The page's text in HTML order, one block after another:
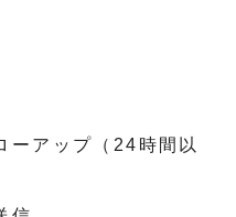
ーアップ（24時間以